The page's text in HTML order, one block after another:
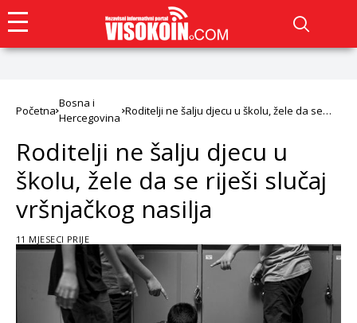
Početna
Bosna i
Hercegovina
Roditelji ne šalju djecu u školu, žele da se
Roditelji ne šalju djecu u
školu, žele da se riješi slučaj
vršnjačkog nasilja
11 MJESECI PRIJE